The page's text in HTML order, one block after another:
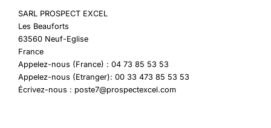
SARL PROSPECT EXCEL
Les Beauforts
63560 Neuf-Eglise
France
Appelez-nous (France) : 04 73 85 53 53
Appelez-nous (Etranger): 00 33 473 85 53 53
Écrivez-nous : poste7@prospectexcel.com